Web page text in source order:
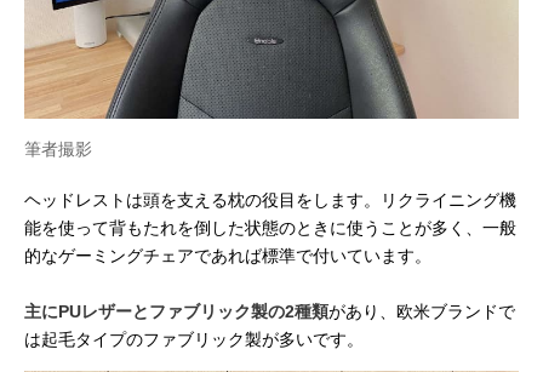
筆者撮影
ヘッドレストは頭を支える枕の役目をします。リクライニング機
能を使って背もたれを倒した状態のときに使うことが多く、一般
的なゲーミングチェアであれば標準で付いています。
主にPUレザーとファブリック製の2種類があり、欧米ブランドで
は起毛タイプのファブリック製が多いです。